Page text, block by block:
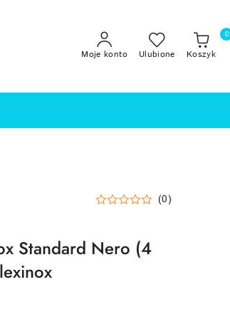
Moje konto Ulubione Koszyk
0
(0)
Standard Nero (4